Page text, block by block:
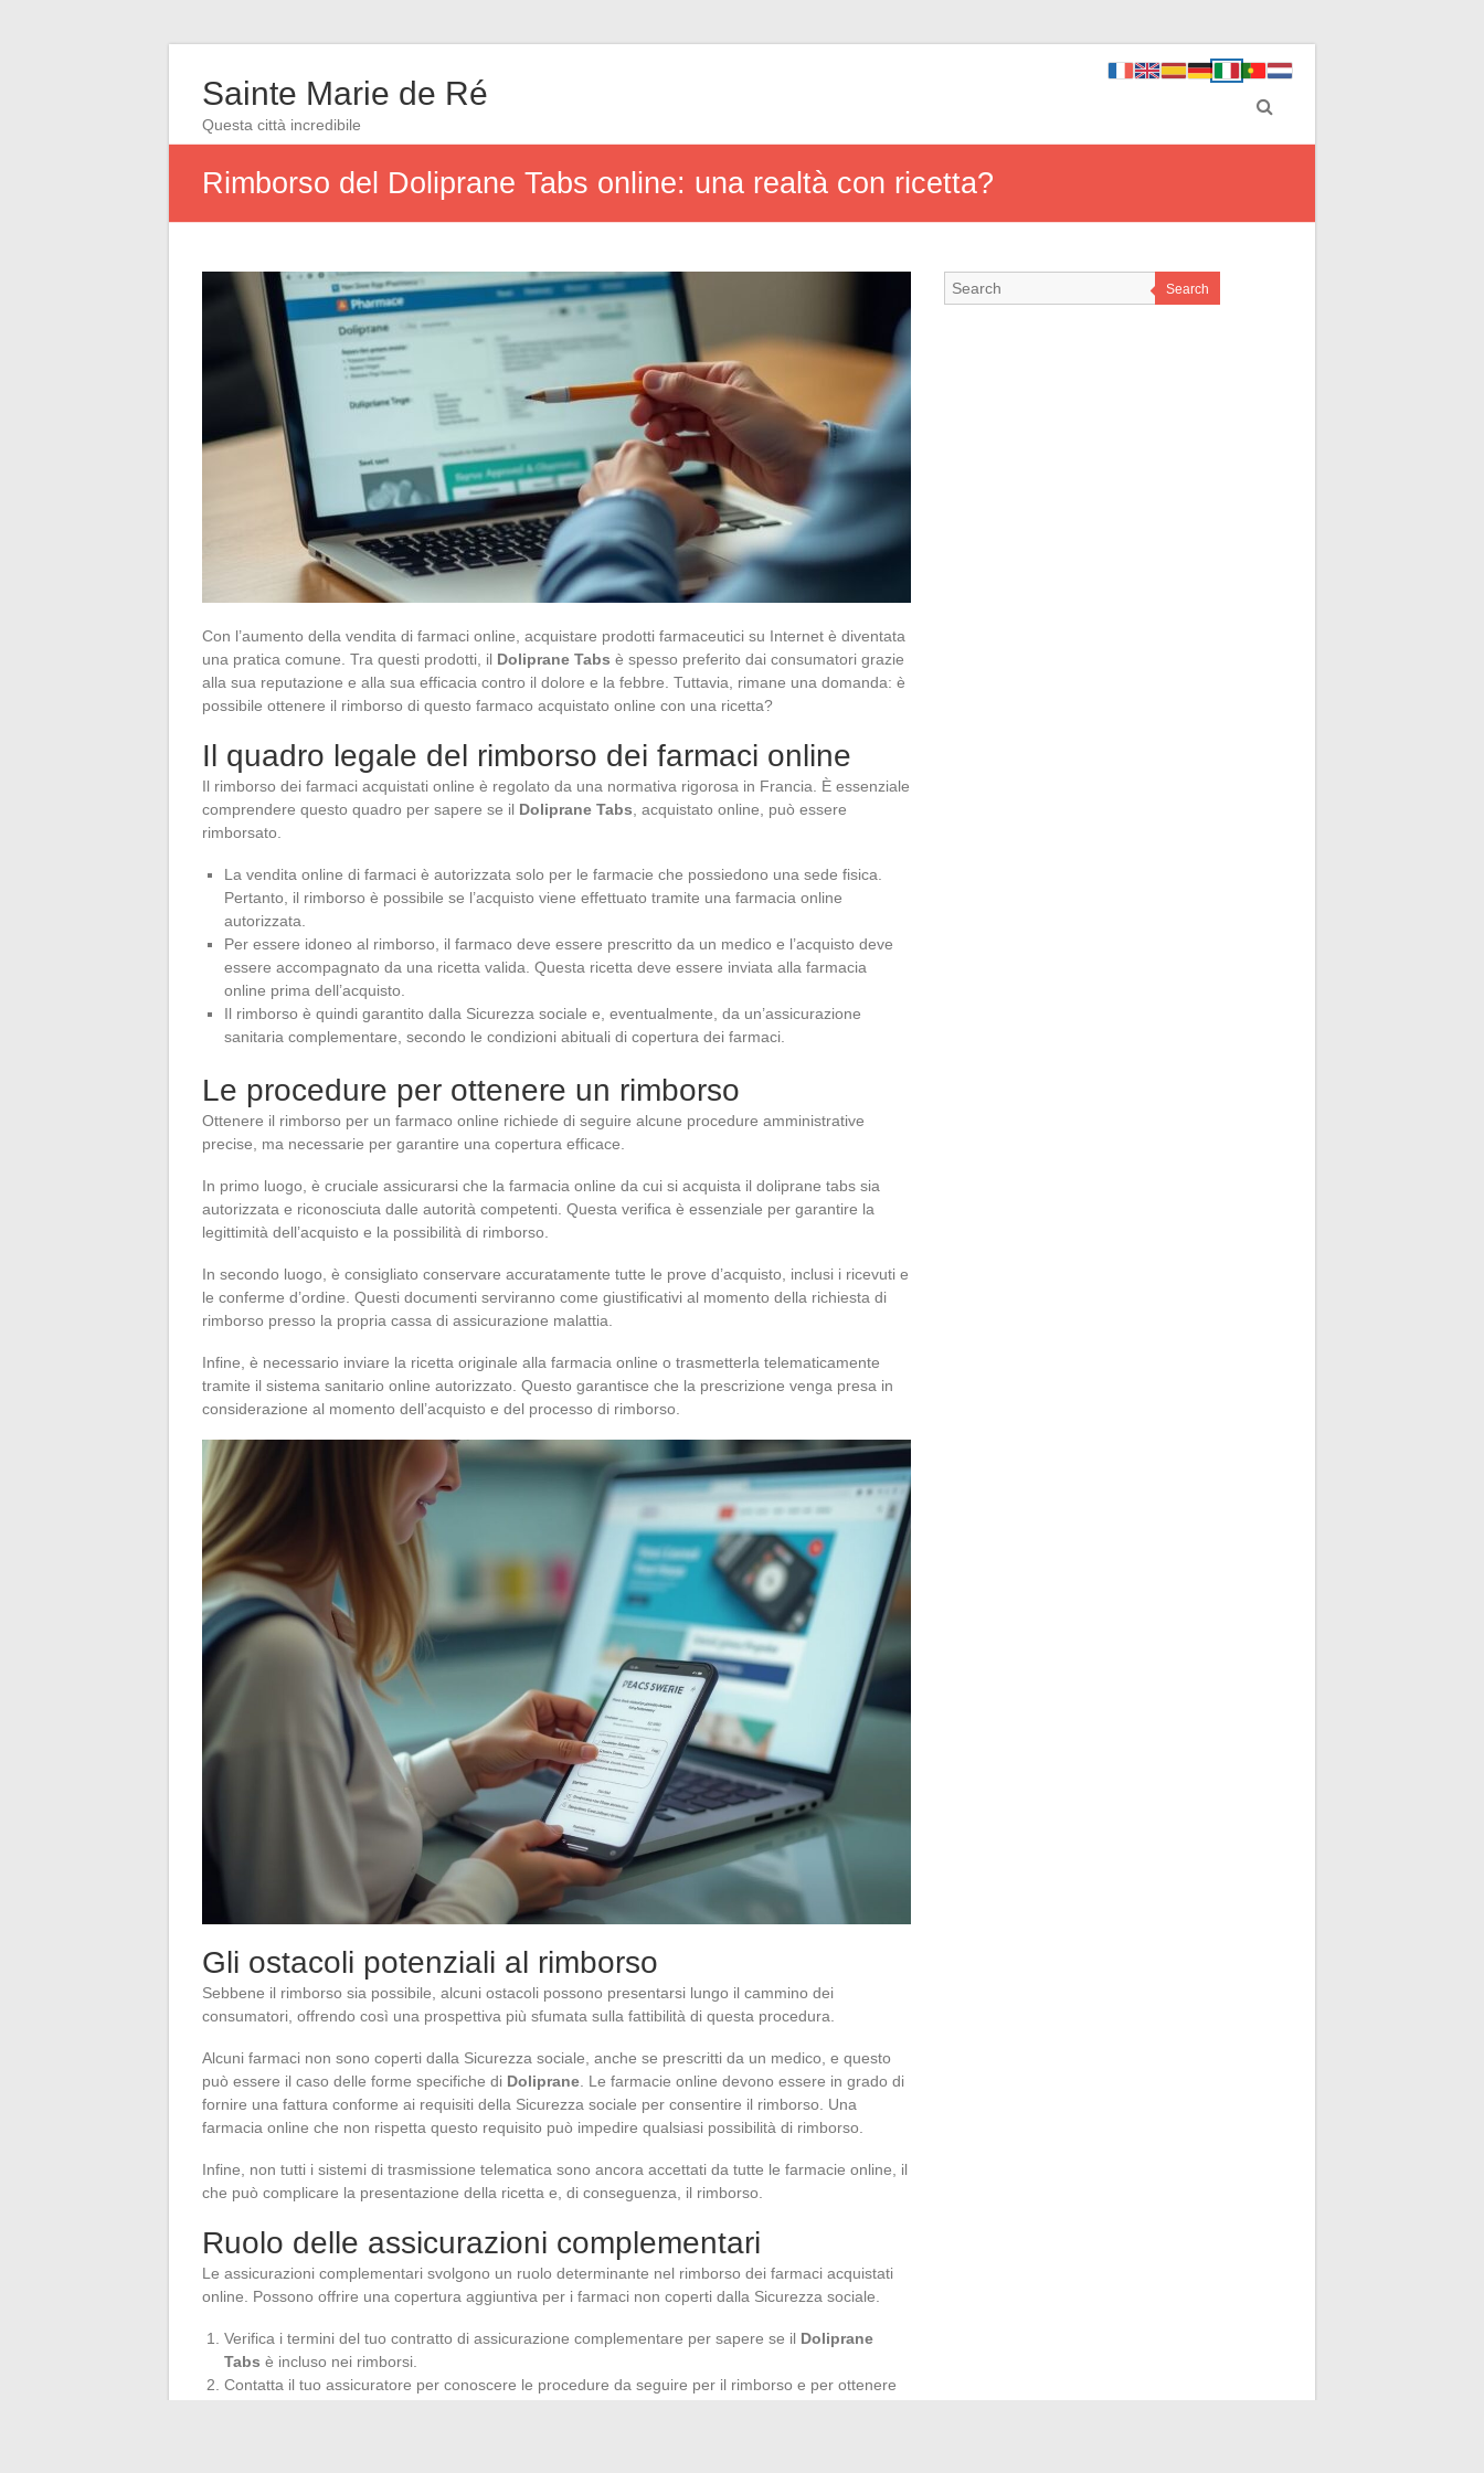
Sainte Marie de Ré
Questa città incredibile
Rimborso del Doliprane Tabs online: una realtà con ricetta?
Con l’aumento della vendita di farmaci online, acquistare prodotti farmaceutici su Internet è diventata
una pratica comune. Tra questi prodotti, il Doliprane Tabs è spesso preferito dai consumatori grazie
alla sua reputazione e alla sua efficacia contro il dolore e la febbre. Tuttavia, rimane una domanda: è
possibile ottenere il rimborso di questo farmaco acquistato online con una ricetta?
Il quadro legale del rimborso dei farmaci online
Il rimborso dei farmaci acquistati online è regolato da una normativa rigorosa in Francia. È essenziale
comprendere questo quadro per sapere se il Doliprane Tabs , acquistato online, può essere
rimborsato.
La vendita online di farmaci è autorizzata solo per le farmacie che possiedono una sede fisica.
Pertanto, il rimborso è possibile se l’acquisto viene effettuato tramite una farmacia online
autorizzata.
Per essere idoneo al rimborso, il farmaco deve essere prescritto da un medico e l’acquisto deve
essere accompagnato da una ricetta valida. Questa ricetta deve essere inviata alla farmacia
online prima dell’acquisto.
Il rimborso è quindi garantito dalla Sicurezza sociale e, eventualmente, da un’assicurazione
sanitaria complementare, secondo le condizioni abituali di copertura dei farmaci.
Le procedure per ottenere un rimborso
Ottenere il rimborso per un farmaco online richiede di seguire alcune procedure amministrative
precise, ma necessarie per garantire una copertura efficace.
In primo luogo, è cruciale assicurarsi che la farmacia online da cui si acquista il doliprane tabs sia
autorizzata e riconosciuta dalle autorità competenti. Questa verifica è essenziale per garantire la
legittimità dell’acquisto e la possibilità di rimborso.
In secondo luogo, è consigliato conservare accuratamente tutte le prove d’acquisto, inclusi i ricevuti e
le conferme d’ordine. Questi documenti serviranno come giustificativi al momento della richiesta di
rimborso presso la propria cassa di assicurazione malattia.
Infine, è necessario inviare la ricetta originale alla farmacia online o trasmetterla telematicamente
tramite il sistema sanitario online autorizzato. Questo garantisce che la prescrizione venga presa in
considerazione al momento dell’acquisto e del processo di rimborso.
Gli ostacoli potenziali al rimborso
Sebbene il rimborso sia possibile, alcuni ostacoli possono presentarsi lungo il cammino dei
consumatori, offrendo così una prospettiva più sfumata sulla fattibilità di questa procedura.
Alcuni farmaci non sono coperti dalla Sicurezza sociale, anche se prescritti da un medico, e questo
può essere il caso delle forme specifiche di Doliprane . Le farmacie online devono essere in grado di
fornire una fattura conforme ai requisiti della Sicurezza sociale per consentire il rimborso. Una
farmacia online che non rispetta questo requisito può impedire qualsiasi possibilità di rimborso.
Infine, non tutti i sistemi di trasmissione telematica sono ancora accettati da tutte le farmacie online, il
che può complicare la presentazione della ricetta e, di conseguenza, il rimborso.
Ruolo delle assicurazioni complementari
Le assicurazioni complementari svolgono un ruolo determinante nel rimborso dei farmaci acquistati
online. Possono offrire una copertura aggiuntiva per i farmaci non coperti dalla Sicurezza sociale.
Verifica i termini del tuo contratto di assicurazione complementare per sapere se il Doliprane
Tabs è incluso nei rimborsi.
Contatta il tuo assicuratore per conoscere le procedure da seguire per il rimborso e per ottenere
Search